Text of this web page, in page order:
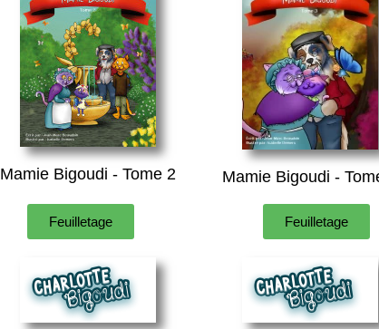
Mamie Bigoudi - Tome 2 Mamie Bigoudi -
Feuilletage Feuilletage